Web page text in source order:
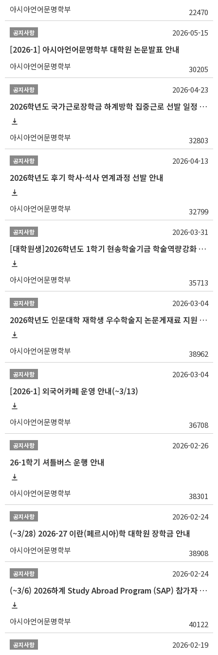
아시아언어문명학부 22470
공지사항
[2026-1] 아시아언어문명학부 대학원 논문발표 안내
아시아언어문명학부 30205
2026-05-15
공지사항
2026학년도 국가근로장학금 하계방학 집중근로 선발 일정 안내
아시아언어문명학부 32803
2026-04-23
공지사항
2026학년도 후기 학사·석사 연계과정 선발 안내
아시아언어문명학부 32799
2026-04-13
공지사항
[대학원생]2026학년도 1학기 현송학술기금 학술역량강화 사업 안내
아시아언어문명학부 35713
2026-03-31
공지사항
2026학년도 인문대학 재학생 우수학술지 논문게재료 지원 안내
아시아언어문명학부 38962
2026-03-04
공지사항
[2026-1] 외국어카페 운영 안내(~3/13)
아시아언어문명학부 36708
2026-03-04
공지사항
26-1학기 셔틀버스 운행 안내
아시아언어문명학부 38301
2026-02-26
공지사항
(~3/28) 2026-27 이란(페르시아)학 대학원 장학금 안내
아시아언어문명학부 38908
2026-02-24
공지사항
(~3/6) 2026하계 Study Abroad Program (SAP) 참가자 모집 안내
아시아언어문명학부 40122
2026-02-24
공지사항 2026-02-19